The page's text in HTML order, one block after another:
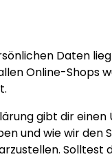
Daten
Online-Shops
gibt dir
und wie wir
Solltest